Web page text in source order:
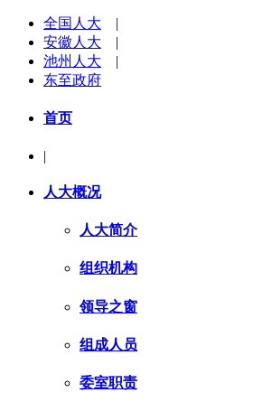
全国人大 |
安徽人大 |
池州人大 |
东至政府
首页
|
人大概况
人大简介
组织机构
领导之窗
组成人员
委室职责